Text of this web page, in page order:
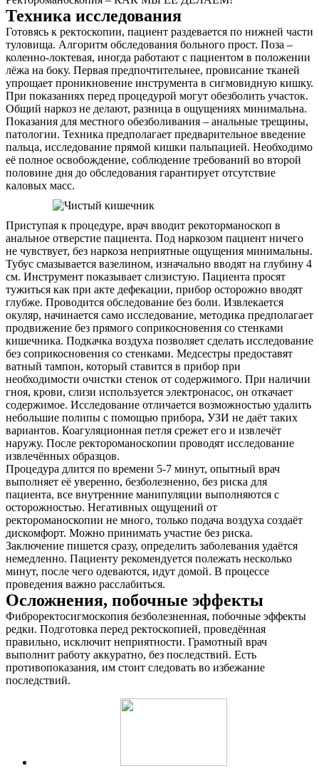
Техника исследования
Готовясь к ректоскопии, пациент раздевается по нижней части
туловища. Алгоритм обследования больного прост. Поза –
коленно-локтевая, иногда работают с пациентом в положении
лёжа на боку. Первая предпочтительнее, провисание тканей
упрощает проникновение инструмента в сигмовидную кишку.
При показаниях перед процедурой могут обезболить участок.
Общий наркоз не делают, разница в ощущениях минимальна.
Показания для местного обезболивания – анальные трещины,
патологии. Техника предполагает предварительное введение
пальца, исследование прямой кишки пальпацией. Необходимо
её полное освобождение, соблюдение требований во второй
половине дня до обследования гарантирует отсутствие
каловых масс.
Приступая к процедуре, врач вводит рекоторманоскоп в
анальное отверстие пациента. Под наркозом пациент ничего
не чувствует, без наркоза неприятные ощущения минимальны.
Тубус смазывается вазелином, изначально вводят на глубину 4
см. Инструмент показывает слизистую. Пациента просят
тужиться как при акте дефекации, прибор осторожно вводят
глубже. Проводится обследование без боли. Извлекается
окуляр, начинается само исследование, методика предполагает
продвижение без прямого соприкосновения со стенками
кишечника. Подкачка воздуха позволяет сделать исследование
без соприкосновения со стенками. Медсестры предоставят
ватный тампон, который ставится в прибор при
необходимости очистки стенок от содержимого. При наличии
гноя, крови, слизи используется электронасос, он откачает
содержимое. Исследование отличается возможностью удалить
небольшие полипы с помощью прибора, УЗИ не даёт таких
вариантов. Коагуляционная петля срежет его и извлечёт
наружу. После ректороманоскопии проводят исследование
извлечённых образцов.
Процедура длится по времени 5-7 минут, опытный врач
выполняет её уверенно, безболезненно, без риска для
пациента, все внутренние манипуляции выполняются с
осторожностью. Негативных ощущений от
ректороманоскопии не много, только подача воздуха создаёт
дискомфорт. Можно принимать участие без риска.
Заключение пишется сразу, определить заболевания удаётся
немедленно. Пациенту рекомендуется полежать несколько
минут, после чего одеваются, идут домой. В процессе
проведения важно расслабиться.
Осложнения, побочные эффекты
Фиброректосигмоскопия безболезненная, побочные эффекты
редки. Подготовка перед ректоскопией, проведённая
правильно, исключит неприятности. Грамотный врач
выполнит работу аккуратно, без последствий. Есть
противопоказания, им стоит следовать во избежание
последствий.